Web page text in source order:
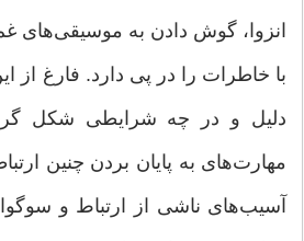
انزوا، گوش دادن به موسیقی‌های
با خاطرات را در پی دارد. فارغ از
دلیل و در چه شرایطی شکل
مهارت‌های به پایان بردن چنین
آسیب‌های ناشی از ارتباط و